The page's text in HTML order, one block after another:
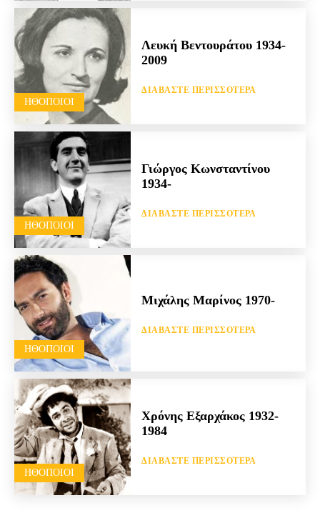
HΘΟΠΟΙΟΊ
Λευκή Βεντουράτου 1934-
2009
ΔΙΑΒΆΣΤΕ ΠΕΡΙΣΣΌΤΕΡΑ
HΘΟΠΟΙΟΊ
Γιώργος Κωνσταντίνου
1934-
ΔΙΑΒΆΣΤΕ ΠΕΡΙΣΣΌΤΕΡΑ
HΘΟΠΟΙΟΊ
Μιχάλης Μαρίνος 1970-
ΔΙΑΒΆΣΤΕ ΠΕΡΙΣΣΌΤΕΡΑ
HΘΟΠΟΙΟΊ
Χρόνης Εξαρχάκος 1932-
1984
ΔΙΑΒΆΣΤΕ ΠΕΡΙΣΣΌΤΕΡΑ